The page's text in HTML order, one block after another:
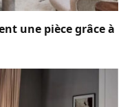
une pièce grâce à